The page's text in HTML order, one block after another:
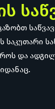
საკუთარი
და